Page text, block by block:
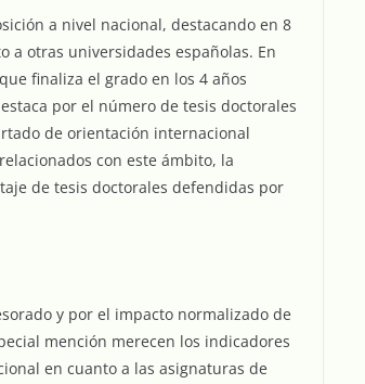
a nivel nacional, destacando en 8
otras universidades españolas. En
finaliza el grado en los 4 años
por el número de tesis doctorales
de orientación internacional
con este ámbito, la
de tesis doctorales defendidas por
y por el impacto normalizado de
mención merecen los indicadores
en cuanto a las asignaturas de